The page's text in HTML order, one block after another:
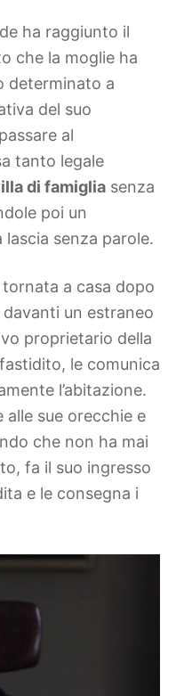
ha raggiunto il
che la moglie ha
determinato a
del suo
al
tanto legale
di famiglia senza
poi un
senza parole.
a casa dopo
un estraneo
proprietario della
le comunica
l’abitazione.
alle sue orecchie e
che non ha mai
fa il suo ingresso
e le consegna i